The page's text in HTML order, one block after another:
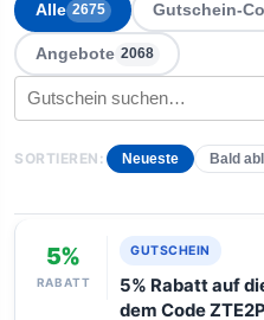
Alle 2675 Gutschein-
Angebote 2068
SORTIEREN: Neueste Bald
5%
RABATT
GUTSCHEIN
5% Rabatt auf
dem Code